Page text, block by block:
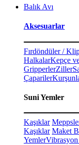
Balık Avı
Aksesuarlar
Fırdöndüler /
HalkalarKepçe
GripperlerZiller
Çapariler
Suni Yemler
Kaşıklar
Kaşıklar Maket
Yemler